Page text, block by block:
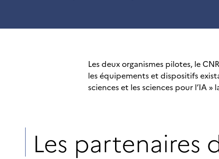
Les deux organismes pilotes, le
les équipements et dispositifs
sciences et les sciences pour l’IA »
Les partenaires